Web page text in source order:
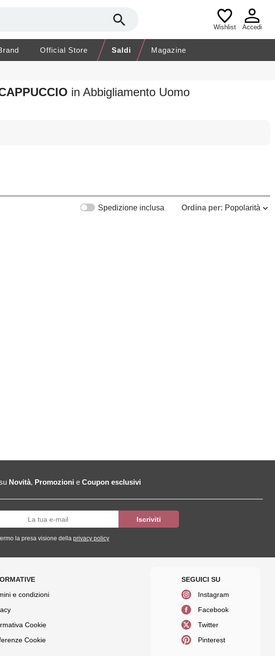
Wishlist Accedi
Official Store Saldi Magazine
in Abbigliamento Uomo
Ordina per: Popolarità
Spedizione inclusa
Novità, Promozioni e Coupon esclusivi
la presa visione della privacy policy
e condizioni
Cookie
Cookie
Instagram
Facebook
Twitter
Pinterest